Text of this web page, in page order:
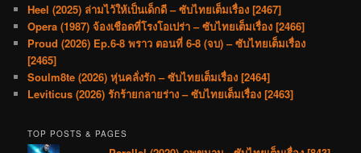
Heel (2025) ล่ามไว้ให้เป็นเด็กดี – ซับไทยเต็มเรื่อง [2467]
Opera (1987) จ้องเชือดที่โรงโอเปร่า – ซับไทยเต็มเรื่อง [2466]
Proud (2026) Ep.6-8 พราว ตอนที่ 6-8 (จบ) – ซับไทยเต็มเรื่อง
[2465]
Soulm8te (2026) หุ่นคลั่งรัก – ซับไทยเต็มเรื่อง [2464]
Leviticus (2026) รักร้ายกลายร่าง – ซับไทยเต็มเรื่อง [2463]
TOP POSTS & PAGES